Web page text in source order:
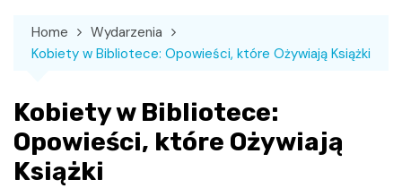
Home
Wydarzenia
Kobiety w Bibliotece: Opowieści, które Ożywiają Książki
Kobiety w Bibliotece:
Opowieści, które Ożywiają
Książki